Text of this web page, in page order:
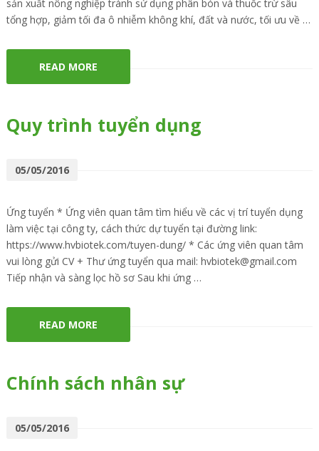
sản xuất nông nghiệp tránh sử dụng phân bón và thuốc trừ sâu
tổng hợp, giảm tối đa ô nhiễm không khí, đất và nước, tối ưu về …
READ MORE
Quy trình tuyển dụng
05/05/2016
Ứng tuyển * Ứng viên quan tâm tìm hiểu về các vị trí tuyển dụng
làm việc tại công ty, cách thức dự tuyển tại đường link:
https://www.hvbiotek.com/tuyen-dung/ * Các ứng viên quan tâm
vui lòng gửi CV + Thư ứng tuyển qua mail: hvbiotek@gmail.com
Tiếp nhận và sàng lọc hồ sơ Sau khi ứng …
READ MORE
Chính sách nhân sự
05/05/2016